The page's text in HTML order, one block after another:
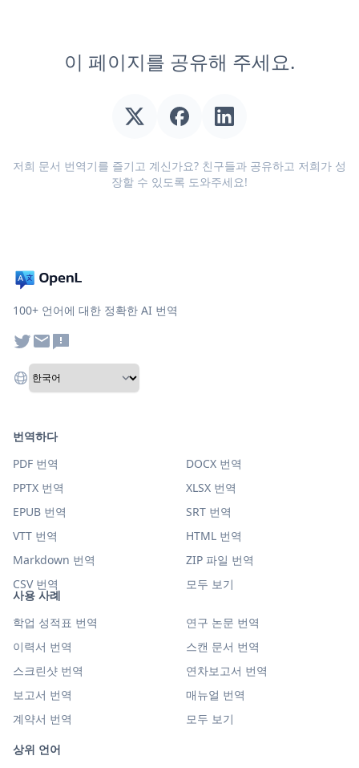
이 페이지를 공유해 주세요.
저희 문서 번역기를 즐기고 계신가요? 친구들과 공유하고 저희가 성
장할 수 있도록 도와주세요!
100+ 언어에 대한 정확한 AI 번역
사용 사례
학업 성적표 번역
연구 논문 번역
이력서 번역
스캔 문서 번역
스크린샷 번역
연차보고서 번역
보고서 번역
매뉴얼 번역
계약서 번역
모두 보기
상위 언어
번역하다
PDF 번역
DOCX 번역
PPTX 번역
XLSX 번역
EPUB 번역
SRT 번역
VTT 번역
HTML 번역
Markdown 번역
ZIP 파일 번역
CSV 번역
모두 보기